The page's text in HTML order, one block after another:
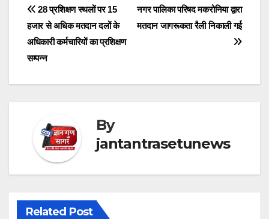
Post
navigation
नगर पालिका परिषद मकरोनिया द्वारा
मतदान जागरूकता रैली निकाली गई
28 प्रशिक्षण स्थलों पर 15
हजार से अधिक मतदान दलों के
अधिकारी कर्मचारियों का प्रशिक्षण
सम्पन्न
By
jantantrasetunews
Related Post